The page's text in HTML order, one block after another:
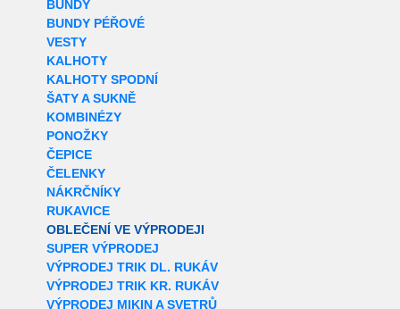
BUNDY
BUNDY PÉŘOVÉ
VESTY
KALHOTY
KALHOTY SPODNÍ
ŠATY A SUKNĚ
KOMBINÉZY
PONOŽKY
ČEPICE
ČELENKY
NÁKRČNÍKY
RUKAVICE
OBLEČENÍ VE VÝPRODEJI
SUPER VÝPRODEJ
VÝPRODEJ TRIK DL. RUKÁV
VÝPRODEJ TRIK KR. RUKÁV
VÝPRODEJ MIKIN A SVETRŮ